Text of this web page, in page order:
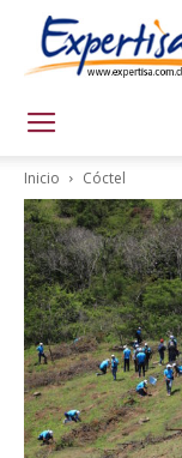
Inicio Cóctel